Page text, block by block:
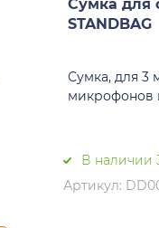
Сумка для
STANDBAG
Сумка, для 3
микрофонов
В наличии
Артикул: